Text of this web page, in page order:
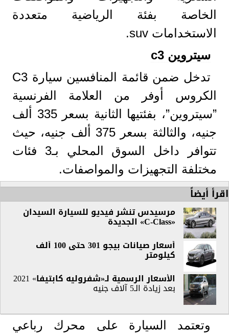
الخاصة بفئة الرياضية متعددة
الاستخدامات suv.
سيتروين c3
تدخل ضمن قائمة المنافسين سيارة C3
الكروس أوفر من العلامة الفرنسية
”سيتروين”، بفئتيها الثانية بسعر 335 ألف
جنيه، والثالثة بسعر 375 ألف جنيه، حيث
تتوافر داخل السوق المحلي بـ3 فئات
مختلفة التجهيزات والمواصفات.
اقرأ أيضاً
مرسيدس تنشر فيديو للسيارة السيدان
«C-Class» الجديدة
أسعار صيانات بيجو 301 حتى 100 ألف
كيلومتر
الأسعار الرسمية لـ«شفروليه كابتيفا » 2021
بعد زيادة الـ5 آلاف جنيه
وتعتمد السيارة على محرك رباعي